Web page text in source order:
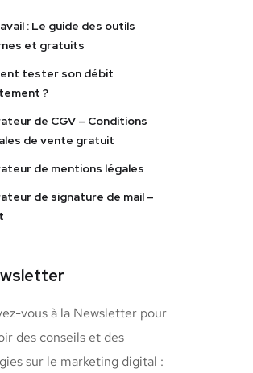
: Le guide des outils
et gratuits
tester son débit
?
de CGV – Conditions
de vente gratuit
de mentions légales
de signature de mail –
vous à la Newsletter pour
des conseils et des
sur le marketing digital :